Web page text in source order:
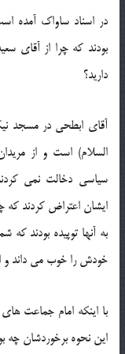
در اسناد ساواک آمده
بودند که چرا از آقاي
داريد؟
آقاي ابطحي در مسجد
السلام) است و از
سياسي دخالت نمي
ايشان اعتراض کردند که
به آنها توپيده بودند
خودش را خوب مي داند و
با اينکه امام جماعت
اين نحوه برخوردشان چه